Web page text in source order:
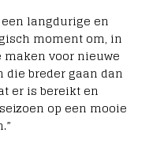
langdurige en
moment om, in
voor nieuwe
breder gaan dan
er is bereikt en
op een mooie